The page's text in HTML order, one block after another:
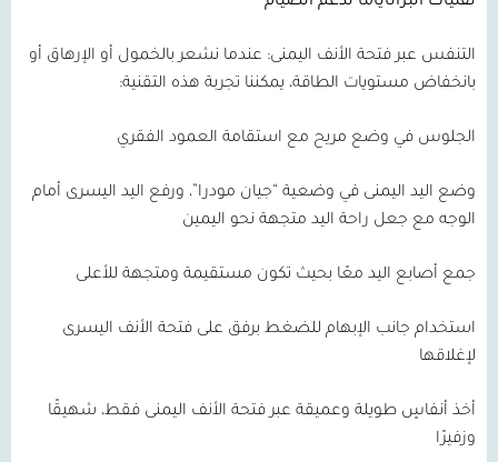
التنفس عبر فتحة الأنف اليمنى: عندما نشعر بالخمول أو الإرهاق أو
بانخفاض مستويات الطاقة، يمكننا تجربة هذه التقنية:
الجلوس في وضع مريح مع استقامة العمود الفقري
وضع اليد اليمنى في وضعية “جيان مودرا”، ورفع اليد اليسرى أمام
الوجه مع جعل راحة اليد متجهة نحو اليمين
جمع أصابع اليد معًا بحيث تكون مستقيمة ومتجهة للأعلى
استخدام جانب الإبهام للضغط برفق على فتحة الأنف اليسرى
لإغلاقها
أخذ أنفاسٍ طويلة وعميقة عبر فتحة الأنف اليمنى فقط، شهيقًا
وزفيرًا